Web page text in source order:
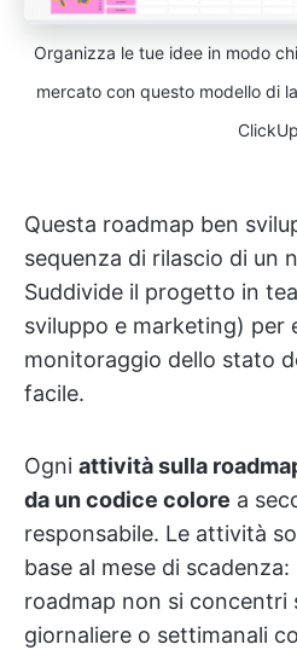
Organizza le tue idee in modo
mercato con questo modello di
Questa roadmap ben
sequenza di rilascio di un
Suddivide il progetto in
sviluppo e marketing) per
monitoraggio dello stato
facile.
Ogni attività sulla
da un codice colore a
responsabile. Le attività
base al mese di
roadmap non si concentri
giornaliere o settimanali